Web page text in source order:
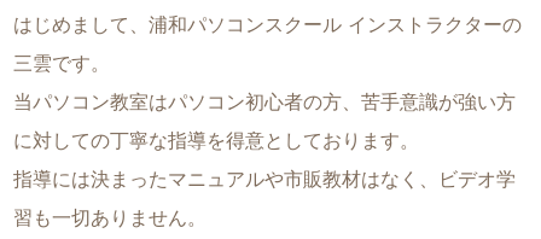
はじめまして、浦和パソコンスクール インストラクターの
三雲です。
当パソコン教室はパソコン初心者の方、苦手意識が強い方
に対しての丁寧な指導を得意としております。
指導には決まったマニュアルや市販教材はなく、ビデオ学
習も一切ありません。